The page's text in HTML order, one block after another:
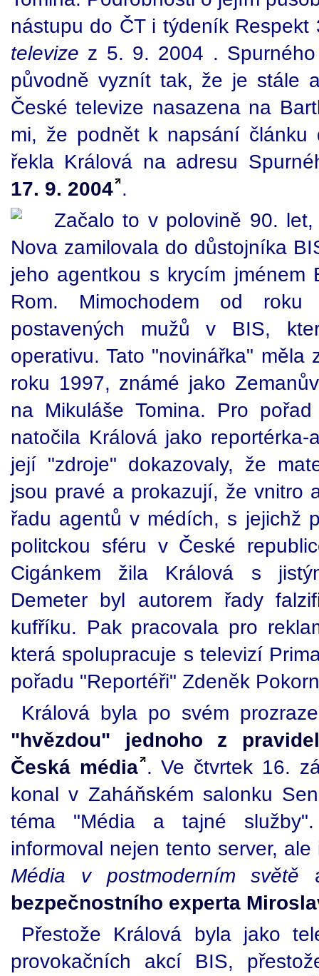
nástupu do ČT i týdeník
televize z 5. 9. 2004 .
původně vyznít tak, že je stále
České televize nasazena na
mi, že podnět k napsání článku
řekla Králová na adresu
17. 9. 2004 .
Začalo to v polovině 90.
Nova zamilovala do důstojníka
jeho agentkou s krycím jménem
Rom. Mimochodem od
postavených mužů v BIS,
operativu. Tato "novinářka"
roku 1997, známé jako
na Mikuláše Tomina. Pro
natočila Králová jako
její "zdroje" dokazovaly, že
jsou pravé a prokazují, že vnitro
řadu agentů v médích, s jejichž
politckou sféru v České
Cigánkem žila Králová s
Demeter byl autorem řady
kufříku. Pak pracovala pro
která spolupracuje s televizí
pořadu "Reportéři" Zdeněk
Králová byla po svém
"hvězdou" jednoho z
Česká média . Ve čtvrtek 16.
konal v Zaháňském salonku
téma "Média a tajné
informoval nejen tento server,
Média v postmoderním světě
bezpečnostního experta
Přestože Králová byla jako
provokačních akcí BIS,